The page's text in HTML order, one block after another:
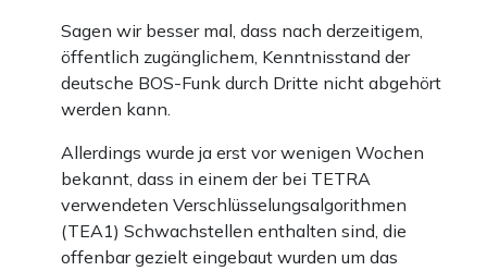
Sagen wir besser mal, dass nach derzeitigem,
öffentlich zugänglichem, Kenntnisstand der
deutsche BOS-Funk durch Dritte nicht abgehört
werden kann.
Allerdings wurde ja erst vor wenigen Wochen
bekannt, dass in einem der bei TETRA
verwendeten Verschlüsselungsalgorithmen
(TEA1) Schwachstellen enthalten sind, die
offenbar gezielt eingebaut wurden um das